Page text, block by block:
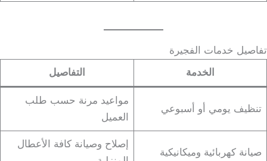
تفاصيل خدمات الفجيرة
الخدمة
التفاصيل
تنظيف يومي أو أسبوعي
مواعيد مرنة حسب طلب
العميل
صيانة كهربائية وميكانيكية
إصلاح وصيانة كافة الأعطال